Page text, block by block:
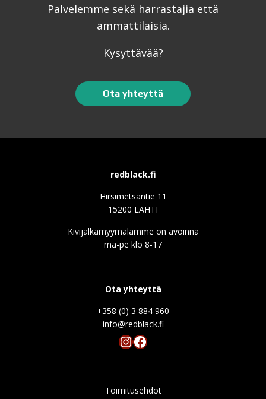
Palvelemme sekä harrastajia että
ammattilaisia.
Kysyttävää?
Ota yhteyttä
redblack.fi
Hirsimetsäntie 11
15200 LAHTI
Kivijalkamyymälämme on avoinna
ma-pe klo 8-17
Ota yhteyttä
+358 (0) 3 884 960
info@redblack.f
Instagram
Facebook
Toimitusehdot